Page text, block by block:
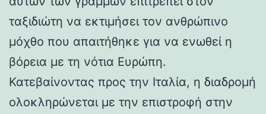
ταξιδιώτη να εκτιμήσει τον ανθρώπινο
μόχθο που απαιτήθηκε για να ενωθεί η
βόρεια με τη νότια Ευρώπη.
Κατεβαίνοντας προς την Ιταλία, η διαδρομή
ολοκληρώνεται με την επιστροφή στην